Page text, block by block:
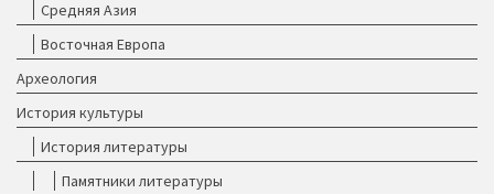
Средняя Азия
Восточная Европа
Археология
История культуры
История литературы
Памятники литературы